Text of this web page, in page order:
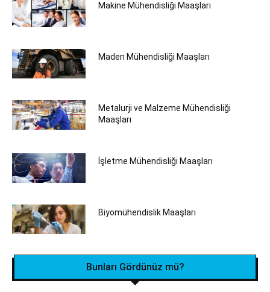
Makine Mühendisliği Maaşları
Maden Mühendisliği Maaşları
Metalurji ve Malzeme Mühendisliği
Maaşları
İşletme Mühendisliği Maaşları
Biyomühendislik Maaşları
Bunları Gördünüz mü?